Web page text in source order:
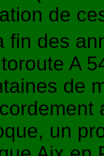
de
fin des
A
de
un